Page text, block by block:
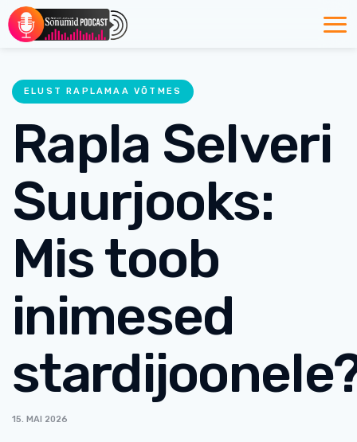
ELUST RAPLAMAA VÕTMES
Rapla Selveri
Suurjooks:
Mis toob
inimesed
15. MAI 2026